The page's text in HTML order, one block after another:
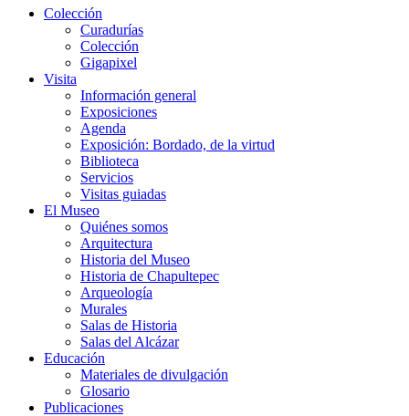
Colección
Curadurías
Colección
Gigapixel
Visita
Información general
Exposiciones
Agenda
Exposición: Bordado, de la virtud
Biblioteca
Servicios
Visitas guiadas
El Museo
Quiénes somos
Arquitectura
Historia del Museo
Historia de Chapultepec
Arqueología
Murales
Salas de Historia
Salas del Alcázar
Educación
Materiales de divulgación
Glosario
Publicaciones